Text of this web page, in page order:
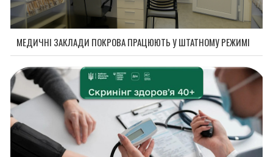
МЕДИЧНІ ЗАКЛАДИ ПОКРОВА ПРАЦЮЮТЬ У ШТАТНОМУ РЕЖИМІ